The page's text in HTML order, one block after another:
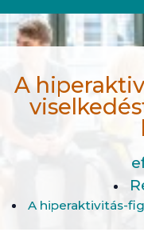
A
A hiperaktivitás-